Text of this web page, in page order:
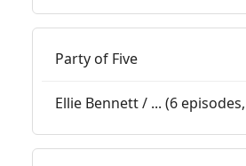
Party of Five
Ellie Bennett / ... (6